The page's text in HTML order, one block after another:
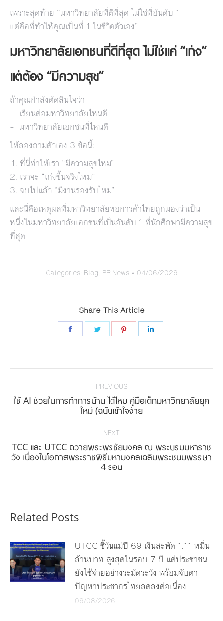
เพราะสุดท้าย “มหาวิทยาลัยที่ดีที่สุด ไม่ใช่ที่อันดับ 1
แต่คือที่ทำให้คุณเป็นที่ 1 ในชีวิตตัวเอง”
มหาวิทยาลัยเอกชนที่ดีที่สุด ไม่ใช่แค่ “เก่ง”
แต่ต้อง “มีความสุข”
ถ้าคุณกำลังตัดสินใจว่า
– เรียนต่อมหาวิทยาลัยไหนดี
– มหาวิทยาลัยเอกชนที่ไหนดี
ให้ลองถามตัวเอง 3 ข้อนี้:
ที่นี่ทำให้เรา “มีความสุขไหม”
เราจะ “เก่งขึ้นจริงไหม”
จบไปแล้ว “มีงานรองรับไหม”
และนี่คือเหตุผลที่มหาวิทยาลัยหอการค้าไทยถูกมองว่าเป็น
หนึ่งในมหาวิทยาลัยเอกชนที่เป็นอันดับ 1 ที่นักศึกษามีความสุข
ที่สุด
Categories: Blog, PR News 04/06/2026
Share This Article
Share
Share
Share
PREVIOUS
Previous
post:
ใช้ AI ช่วยในการทำการบ้าน ได้ไหม คู่มือเด็กมหาวิทยาลัยยุค
ใหม่ (ฉบับเข้าใจง่าย
NEXT
Next
post:
TCC และ UTCC ถวายพระพรชัยมงคล ณ พระบรมมหาราช
วัง เนื่องในโอกาสพระราชพิธีมหามงคลเฉลิมพระชนมพรรษา
4 รอบ
Related Posts
UTCC ชี้วันแม่ปี 69 เงินสะพัด 1.11 หมื่น
ล้านบาท สูงสุดในรอบ 7 ปี แต่ประชาชน
ยังใช้จ่ายอย่างระมัดระวัง พร้อมจับตา
ปัญหาประชากรไทยลดลงต่อเนื่อง
06/08/2026